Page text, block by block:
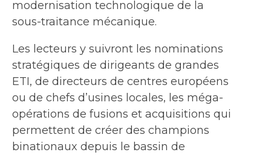
modernisation technologique de la
sous-traitance mécanique.
Les lecteurs y suivront les nominations
stratégiques de dirigeants de grandes
ETI, de directeurs de centres européens
ou de chefs d’usines locales, les méga-
opérations de fusions et acquisitions qui
permettent de créer des champions
binationaux depuis le bassin de